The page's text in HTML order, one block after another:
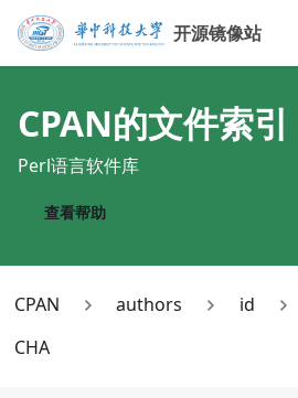
开源镜像站
CPAN的文件索引
Perl语言软件库
查看帮助
CPAN authors id
CHA